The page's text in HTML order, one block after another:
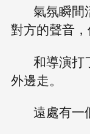
氣氛瞬間
對方的聲音，
和導演打
外邊走。
遠處有一